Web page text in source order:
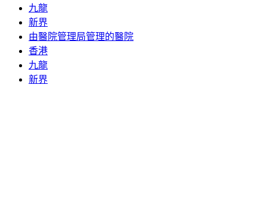
九龍
新界
由醫院管理局管理的醫院
香港
九龍
新界